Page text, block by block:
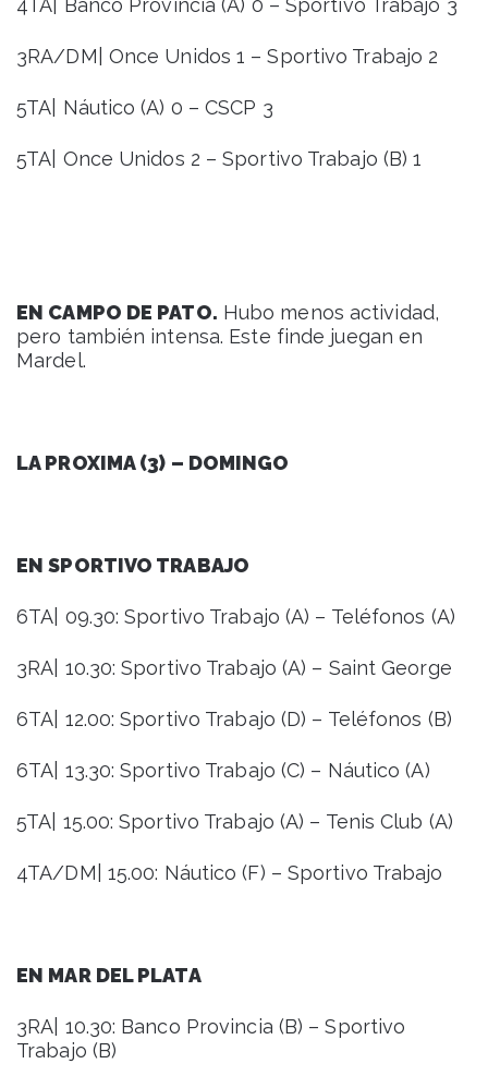
4TA| Banco Provincia (A) 0 – Sportivo Trabajo 3
3RA/DM| Once Unidos 1 – Sportivo Trabajo 2
5TA| Náutico (A) 0 – CSCP 3
5TA| Once Unidos 2 – Sportivo Trabajo (B) 1
EN CAMPO DE PATO. Hubo menos actividad,
pero también intensa. Este finde juegan en
Mardel.
LA PROXIMA (3) – DOMINGO
EN SPORTIVO TRABAJO
6TA| 09.30: Sportivo Trabajo (A) – Teléfonos (A)
3RA| 10.30: Sportivo Trabajo (A) – Saint George
6TA| 12.00: Sportivo Trabajo (D) – Teléfonos (B)
6TA| 13.30: Sportivo Trabajo (C) – Náutico (A)
5TA| 15.00: Sportivo Trabajo (A) – Tenis Club (A)
4TA/DM| 15.00: Náutico (F) – Sportivo Trabajo
EN MAR DEL PLATA
3RA| 10.30: Banco Provincia (B) – Sportivo
Trabajo (B)